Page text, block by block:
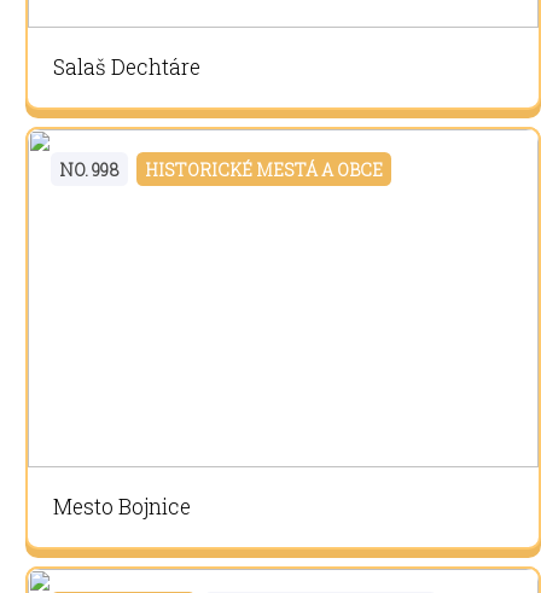
Salaš Dechtáre
Mesto Bojnice
NO. 998 HISTORICKÉ MESTÁ A OBCE